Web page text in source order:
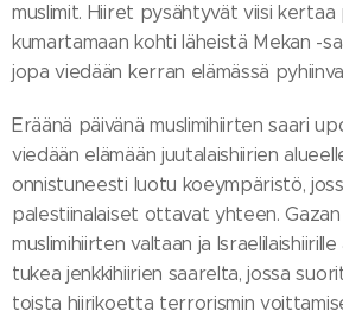
muslimit. Hiiret pysähtyvät viisi kertaa
kumartamaan kohti läheistä Mekan -
jopa viedään kerran elämässä
Eräänä päivänä muslimihiirten saari
viedään elämään juutalaishiirien
onnistuneesti luotu koeympäristö,
palestiinalaiset ottavat yhteen.
muslimihiirten valtaan ja
tukea jenkkihiirien saarelta, jossa
toista hiirikoetta terrorismin